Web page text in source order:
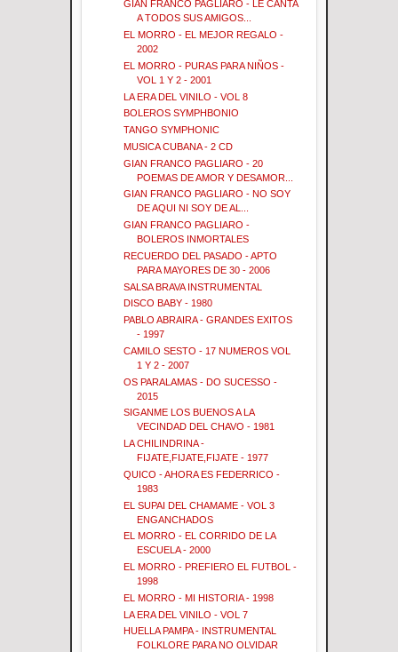
GIAN FRANCO PAGLIARO - LE CANTA
A TODOS SUS AMIGOS...
EL MORRO - EL MEJOR REGALO -
2002
EL MORRO - PURAS PARA NIÑOS -
VOL 1 Y 2 - 2001
LA ERA DEL VINILO - VOL 8
BOLEROS SYMPHBONIO
TANGO SYMPHONIC
MUSICA CUBANA - 2 CD
GIAN FRANCO PAGLIARO - 20
POEMAS DE AMOR Y DESAMOR...
GIAN FRANCO PAGLIARO - NO SOY
DE AQUI NI SOY DE AL...
GIAN FRANCO PAGLIARO -
BOLEROS INMORTALES
RECUERDO DEL PASADO - APTO
PARA MAYORES DE 30 - 2006
SALSA BRAVA INSTRUMENTAL
DISCO BABY - 1980
PABLO ABRAIRA - GRANDES EXITOS
- 1997
CAMILO SESTO - 17 NUMEROS VOL
1 Y 2 - 2007
OS PARALAMAS - DO SUCESSO -
2015
SIGANME LOS BUENOS A LA
VECINDAD DEL CHAVO - 1981
LA CHILINDRINA -
FIJATE,FIJATE,FIJATE - 1977
QUICO - AHORA ES FEDERRICO -
1983
EL SUPAI DEL CHAMAME - VOL 3
ENGANCHADOS
EL MORRO - EL CORRIDO DE LA
ESCUELA - 2000
EL MORRO - PREFIERO EL FUTBOL -
1998
EL MORRO - MI HISTORIA - 1998
LA ERA DEL VINILO - VOL 7
HUELLA PAMPA - INSTRUMENTAL
FOLKLORE PARA NO OLVIDAR